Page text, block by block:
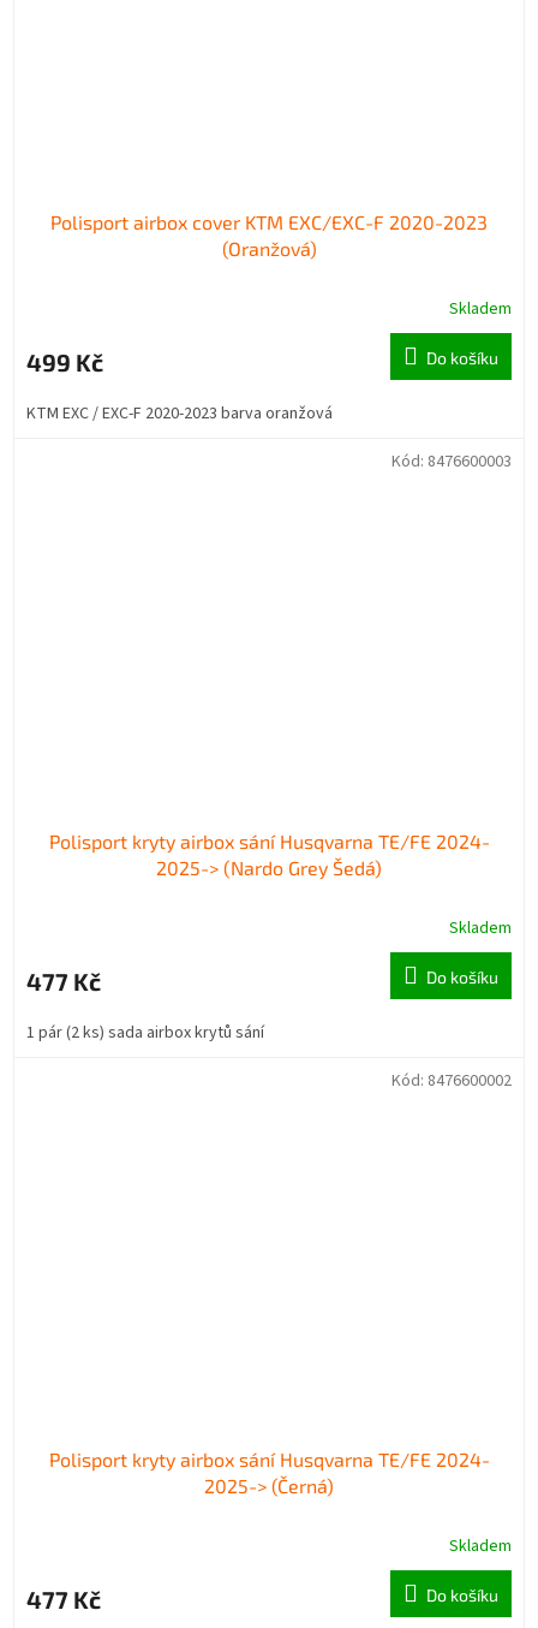
Polisport airbox cover KTM EXC/EXC-F 2020-2023
(Oranžová)
Skladem
499 Kč Do košíku
KTM EXC / EXC-F 2020-2023 barva oranžová
Polisport kryty airbox sání Husqvarna TE/FE 2024-
2025-> (Nardo Grey Šedá)
Skladem
477 Kč Do košíku
1 pár (2 ks) sada airbox krytů sání
Kód: 8476600003
Polisport kryty airbox sání Husqvarna TE/FE 2024-
2025-> (Černá)
Skladem
477 Kč Do košíku
Kód: 8476600002